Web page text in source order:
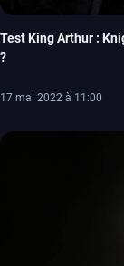
Test King Arthur :
?
17 mai 2022 à 11:00